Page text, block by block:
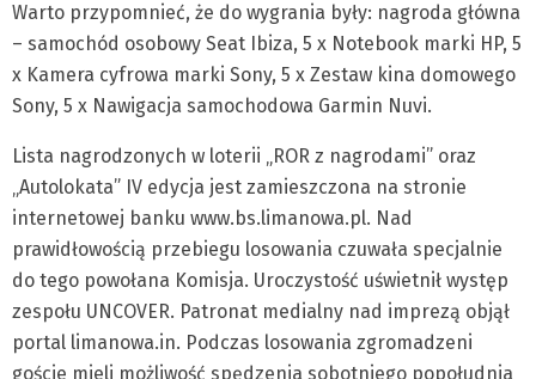
Warto przypomnieć, że do wygrania były: nagroda główna
– samochód osobowy Seat Ibiza, 5 x Notebook marki HP, 5
x Kamera cyfrowa marki Sony, 5 x Zestaw kina domowego
Sony, 5 x Nawigacja samochodowa Garmin Nuvi.
Lista nagrodzonych w loterii „ROR z nagrodami” oraz
„Autolokata” IV edycja jest zamieszczona na stronie
internetowej banku www.bs.limanowa.pl. Nad
prawidłowością przebiegu losowania czuwała specjalnie
do tego powołana Komisja. Uroczystość uświetnił występ
zespołu UNCOVER. Patronat medialny nad imprezą objął
portal limanowa.in. Podczas losowania zgromadzeni
goście mieli możliwość spędzenia sobotniego popołudnia